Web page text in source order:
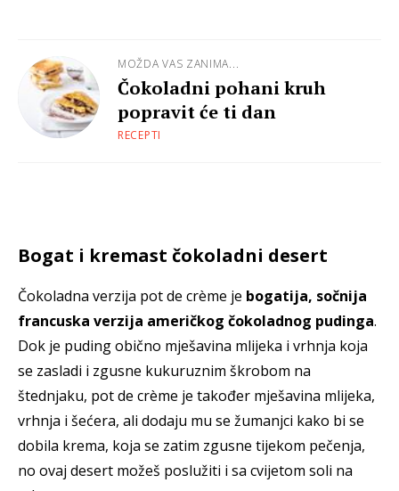
MOŽDA VAS ZANIMA...
Čokoladni pohani kruh
popravit će ti dan
RECEPTI
Bogat i kremast čokoladni desert
Čokoladna verzija pot de crème je bogatija, sočnija
francuska verzija američkog čokoladnog pudinga.
Dok je puding obično mješavina mlijeka i vrhnja koja
se zasladi i zgusne kukuruznim škrobom na
štednjaku, pot de crème je također mješavina mlijeka,
vrhnja i šećera, ali dodaju mu se žumanjci kako bi se
dobila krema, koja se zatim zgusne tijekom pečenja,
no ovaj desert možeš poslužiti i sa cvijetom soli na